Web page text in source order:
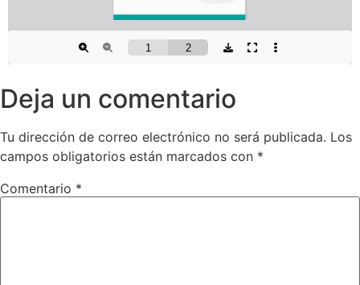
Deja un comentario
Tu dirección de correo electrónico no será publicada. Los
campos obligatorios están marcados con *
Comentario *